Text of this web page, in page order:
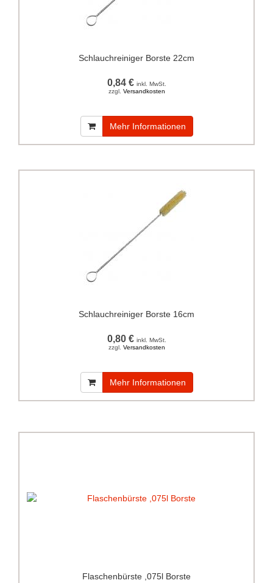
Schlauchreiniger Borste 22cm
0,84 € inkl. MwSt.
zzgl. Versandkosten
Mehr Informationen
Schlauchreiniger Borste 16cm
0,80 € inkl. MwSt.
zzgl. Versandkosten
Mehr Informationen
Flaschenbürste ,075l Borste